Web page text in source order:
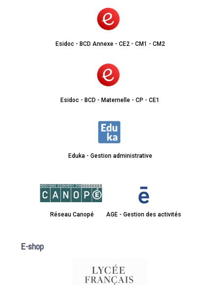
Esidoc - BCD Annexe - CE2 - CM1 - CM2
Esidoc - BCD - Maternelle - CP - CE1
Eduka - Gestion administrative
Réseau Canopé AGE - Gestion des activités
E-shop